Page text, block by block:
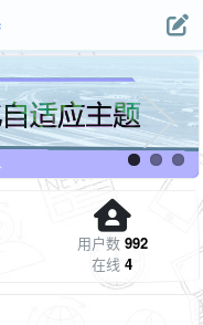
用户数 992
在线4